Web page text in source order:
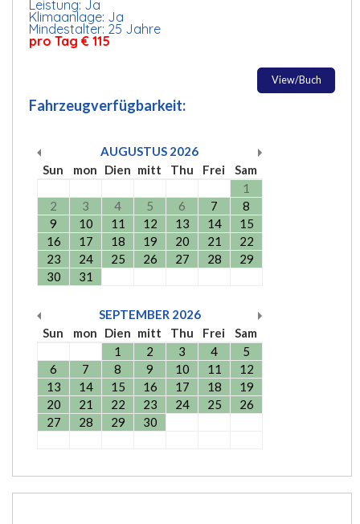
Leistung: Ja
Klimaanlage: Ja
Mindestalter: 25 Jahre
pro Tag € 115
View/Buch
Fahrzeugverfügbarkeit:
AUGUSTUS 2026
Sun
mon Dien mitt Thu Frei
Sam
1
2
3 4 5 6 7
8
9
10 11 12 13 14
15
16
17 18 19 20 21
22
23
24 25 26 27 28
29
30
31
SEPTEMBER 2026
Sun
mon Dien mitt Thu Frei
Sam
1
2 3 4
5
6
7 8 9 10 11
12
13
14 15 16 17 18
19
20
21 22 23 24 25
26
27
28 29 30